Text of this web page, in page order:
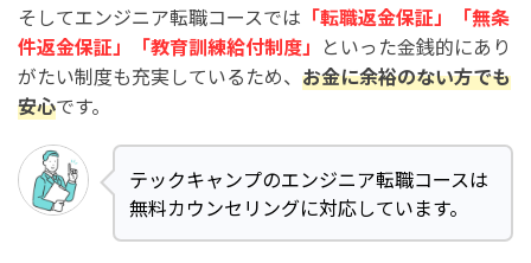
そしてエンジニア転職コースでは 「転職返金保証」「無条
件返金保証」「教育訓練給付制度」 といった金銭的にあり
がたい制度も充実しているため、 お金に余裕のない方でも
安心です。
テックキャンプのエンジニア転職コースは
無料カウンセリングに対応しています。